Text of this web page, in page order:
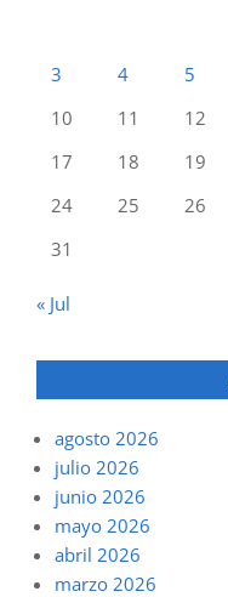
3
4 5
10
11 12
17
18 19
24
25 26
31
« Jul
agosto 2026
julio 2026
junio 2026
mayo 2026
abril 2026
marzo 2026